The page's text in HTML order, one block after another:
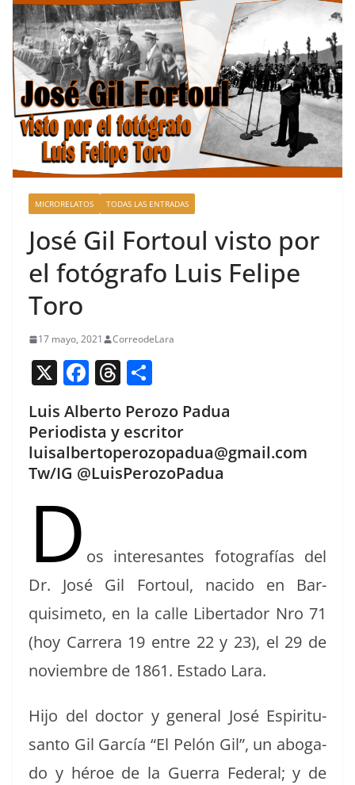
MICRORELATOS TODAS LAS ENTRADAS
José Gil Fortoul visto por
el fotógrafo Luis Felipe
Toro
17 mayo, 2021 CorreodeLara
X F
c
e
b
k
T
h
re
a
d
m
p
ar
Luis Alberto Perozo Padua
Periodista y escritor
luisalbertoperozopadua@gmail.com
Tw/IG @LuisPerozoPadua
D os intere­santes fotografías del
Dr. José Gil For­toul, naci­do en Bar­
quisime­to, en la calle Lib­er­ta­dor Nro 71
(hoy Car­rera 19 entre 22 y 23), el 29 de
noviem­bre de 1861. Esta­do Lara.
Hijo del doc­tor y gen­er­al José Espir­i­tu­
san­to Gil Gar­cía “El Pelón Gil”, un abo­ga­
do y héroe de la Guer­ra Fed­er­al; y de